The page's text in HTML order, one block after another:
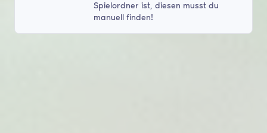
Spielordner ist, diesen musst du
manuell finden!